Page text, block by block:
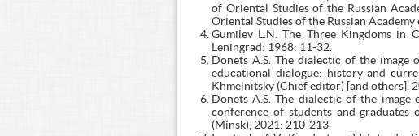
of Oriental Studies of the Russian
Oriental Studies of the Russian Academy
Gumilev L.N. The Three Kingdoms in
Leningrad: 1968: 11-32.
Donets A.S. The dialectic of the image
educational dialogue: history and
Khmelnitsky (Chief editor) [and others],
Donets A.S. The dialectic of the
conference of students and graduates
(Minsk), 2021: 210-213.